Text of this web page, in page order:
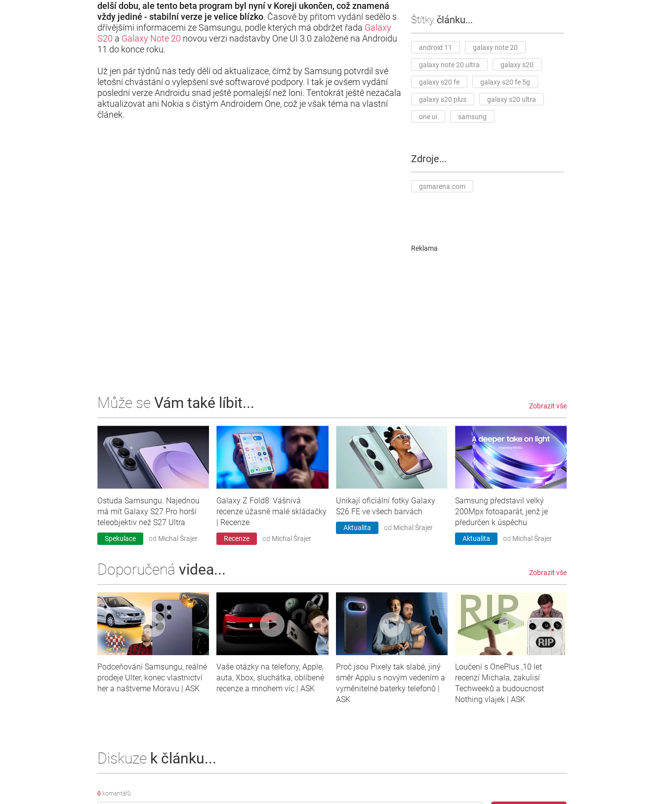
delší dobu, ale tento beta program byl nyní v Koreji ukončen, což znamená
vždy jediné - stabilní verze je velice blízko. Časově by přitom vydání sedělo s
dřívějšími informacemi ze Samsungu, podle kterých má obdržet řada Galaxy
S20 a Galaxy Note 20 novou verzi nadstavby One UI 3.0 založené na Androidu
11 do konce roku.
Už jen pár týdnů nás tedy dělí od aktualizace, čímž by Samsung potvrdil své
letošní chvástání o vylepšení své softwarové podpory. I tak je ovšem vydání
poslední verze Androidu snad ještě pomalejší než loni. Tentokrát ještě nezačala
aktualizovat ani Nokia s čistým Androidem One, což je však téma na vlastní
článek.
Štítky článku...
android 11 galaxy note 20
galaxy note 20 ultra galaxy s20
galaxy s20 fe galaxy s20 fe 5g
galaxy s20 plus galaxy s20 ultra
one ui samsung
Zdroje...
gsmarena.com
Reklama
Může se Vám také líbit... Zobrazit vše
Ostuda Samsungu. Najednou
má mít Galaxy S27 Pro horší
teleobjektiv než S27 Ultra
Spekulace od Michal Šrajer
Galaxy Z Fold8: Vášnivá
recenze úžasně malé skládačky
| Recenze
Recenze od Michal Šrajer
Unikají oficiální fotky Galaxy
S26 FE ve všech barvách
Aktualita od Michal Šrajer
Samsung představil velký
200Mpx fotoaparát, jenž je
předurčen k úspěchu
Aktualita od Michal Šrajer
Doporučená videa... Zobrazit vše
Podceňování Samsungu, reálné
prodeje Ulter, konec vlastnictví
her a naštveme Moravu | ASK
Vaše otázky na telefony, Apple,
auta, Xbox, sluchátka, oblíbené
recenze a mnohem víc | ASK
Proč jsou Pixely tak slabé, jiný
směr Applu s novým vedením a
vyměnitelné baterky telefonů |
ASK
Loučení s OnePlus ,10 let
recenzí Michala, zakulisí
Techweeků a budoucnost
Nothing vlajek | ASK
Diskuze k článku...
0 komentářů